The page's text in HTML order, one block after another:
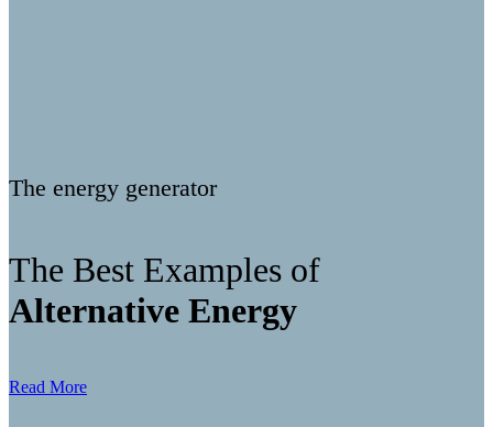
The energy generator
The Best Examples of
Alternative Energy
Read More